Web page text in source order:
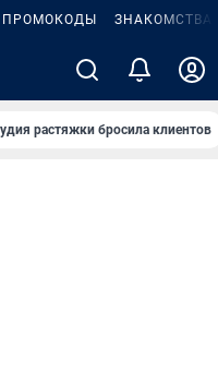
ПРОМОКОДЫ ЗНАКОМСТВА
растяжки бросила клиентов